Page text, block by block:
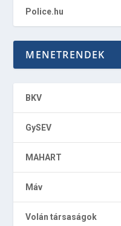
Police.hu
MENETRENDEK
BKV
GySEV
MAHART
Máv
Volán társaságok